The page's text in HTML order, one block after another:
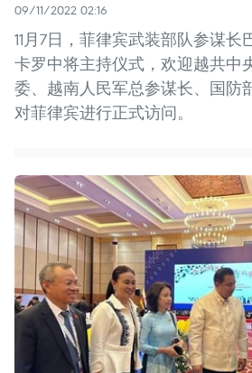
09/11/2022 02:16
11月7日，菲律宾武装部队参谋长
卡罗中将主持仪式，欢迎越共中
委、越南人民军总参谋长、国防
对菲律宾进行正式访问。